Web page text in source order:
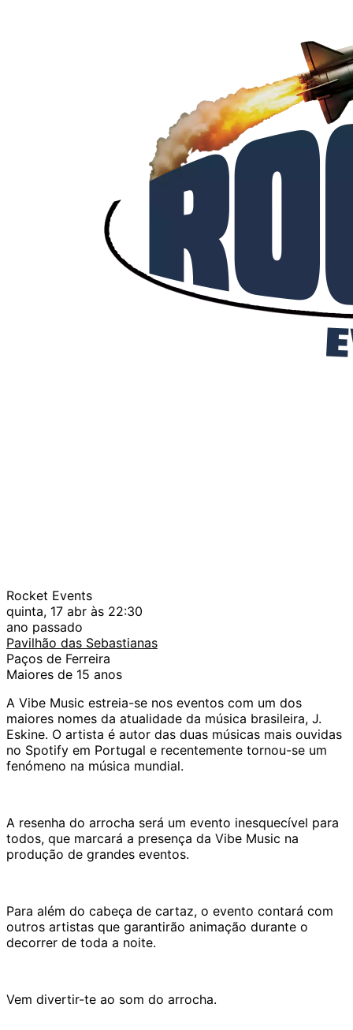
Rocket Events
quinta, 17 abr às 22:30
ano passado
Pavilhão das Sebastianas
Paços de Ferreira
Maiores de 15 anos
A Vibe Music estreia-se nos eventos com um dos
maiores nomes da atualidade da música brasileira, J.
Eskine. O artista é autor das duas músicas mais ouvidas
no Spotify em Portugal e recentemente tornou-se um
fenómeno na música mundial.
A resenha do arrocha será um evento inesquecível para
todos, que marcará a presença da Vibe Music na
produção de grandes eventos.
Para além do cabeça de cartaz, o evento contará com
outros artistas que garantirão animação durante o
decorrer de toda a noite.
Vem divertir-te ao som do arrocha.